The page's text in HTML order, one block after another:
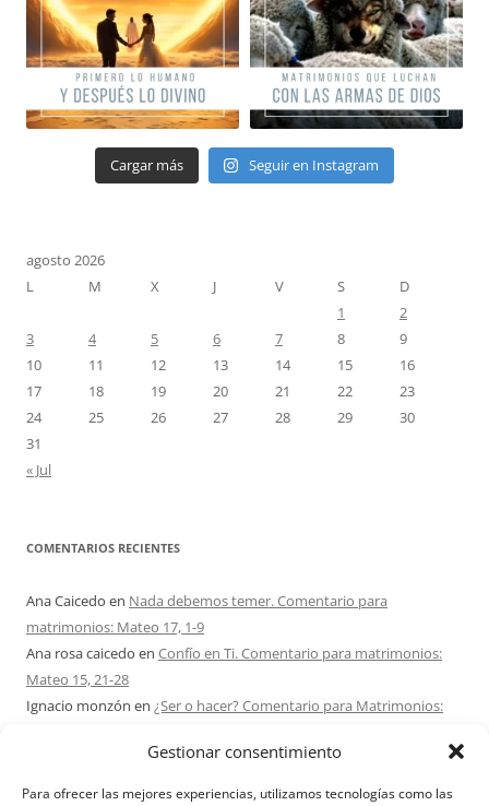
Gestionar consentimiento
Para ofrecer las mejores experiencias, utilizamos tecnologías como las
Cargar más Seguir en Instagram
agosto 2026
L
M X J V S
D
1
2
3
4 5 6 7 8
9
10
11 12 13 14 15
16
17
18 19 20 21 22
23
24
25 26 27 28 29
30
31
« Jul
COMENTARIOS RECIENTES
Ana Caicedo en Nada debemos temer. Comentario para
matrimonios: Mateo 17, 1-9
Ana rosa caicedo en Confío en Ti. Comentario para matrimonios:
Mateo 15, 21-28
Ignacio monzón en ¿Ser o hacer? Comentario para Matrimonios:
Maria Asuncion Herrero Mendezen¿Ser o hacer? Comentario para
Matrimonios: Mateo 15, 1-2. 10-14